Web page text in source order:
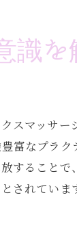
ネイザンが
術チネイザ
と体のバラン
道でチネイ
イザンの技
識
スマッサ
富なプラ
すること
されてい